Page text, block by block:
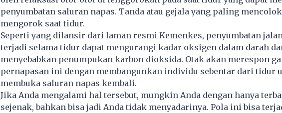
penyumbatan saluran napas. Tanda atau gejala yang paling
mengorok saat tidur.
Seperti yang dilansir dari laman resmi Kemenkes, penyumbatan
terjadi selama tidur dapat mengurangi kadar oksigen dalam darah
menyebabkan penumpukan karbon dioksida. Otak akan merespon
pernapasan ini dengan membangunkan individu sebentar dari tidur
membuka saluran napas kembali.
Jika Anda mengalami hal tersebut, mungkin Anda dengan hanya
sejenak, bahkan bisa jadi Anda tidak menyadarinya. Pola ini bisa